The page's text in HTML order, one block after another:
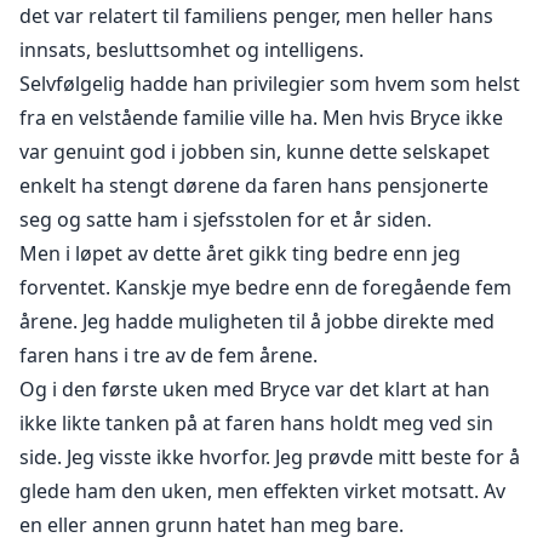
det var relatert til familiens penger, men heller hans
innsats, besluttsomhet og intelligens.
Selvfølgelig hadde han privilegier som hvem som helst
fra en velstående familie ville ha. Men hvis Bryce ikke
var genuint god i jobben sin, kunne dette selskapet
enkelt ha stengt dørene da faren hans pensjonerte
seg og satte ham i sjefsstolen for et år siden.
Men i løpet av dette året gikk ting bedre enn jeg
forventet. Kanskje mye bedre enn de foregående fem
årene. Jeg hadde muligheten til å jobbe direkte med
faren hans i tre av de fem årene.
Og i den første uken med Bryce var det klart at han
ikke likte tanken på at faren hans holdt meg ved sin
side. Jeg visste ikke hvorfor. Jeg prøvde mitt beste for å
glede ham den uken, men effekten virket motsatt. Av
en eller annen grunn hatet han meg bare.